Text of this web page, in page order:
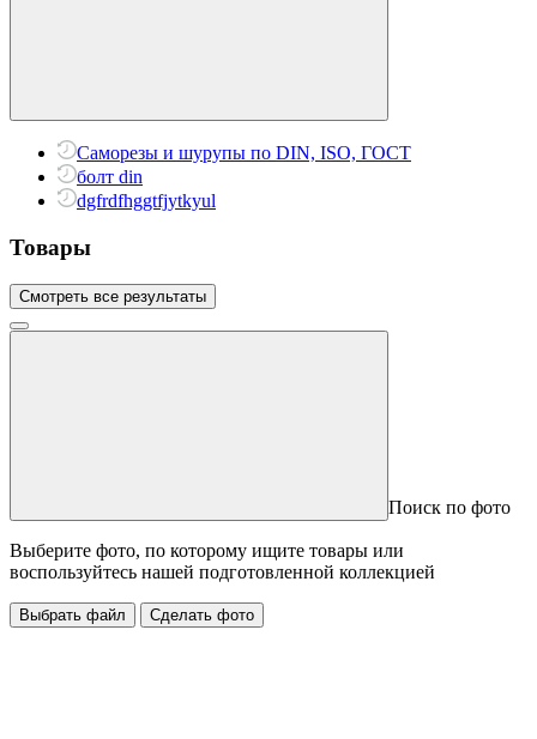
Саморезы и шурупы по DIN, ISO, ГОСТ
болт din
dgfrdfhggtfjytkyul
Товары
Смотреть все результаты
Поиск по фото
Выберите фото, по которому ищите товары или
воспользуйтесь нашей подготовленной коллекцией
Выбрать файл Сделать фото